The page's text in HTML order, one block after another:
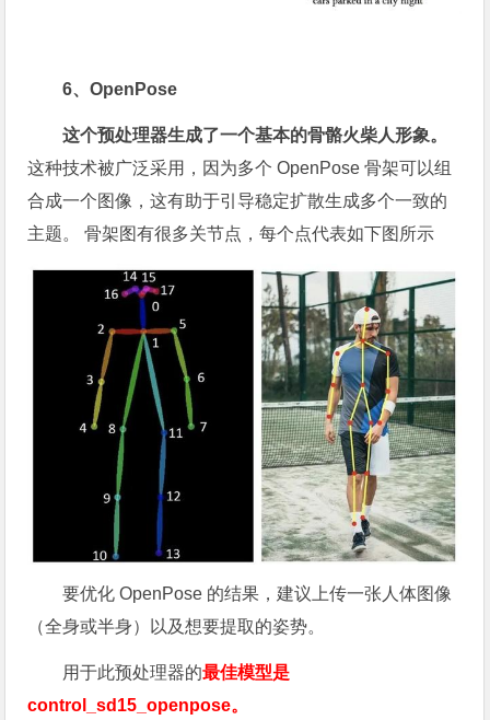
6、OpenPose
这个预处理器生成了一个基本的骨骼火柴人形象。
这种技术被广泛采用，因为多个 OpenPose 骨架可以组
合成一个图像，这有助于引导稳定扩散生成多个一致的
主题。 骨架图有很多关节点，每个点代表如下图所示
要优化 OpenPose 的结果，建议上传一张人体图像
（全身或半身）以及想要提取的姿势。
用于此预处理器的最佳模型是
control_sd15_openpose。